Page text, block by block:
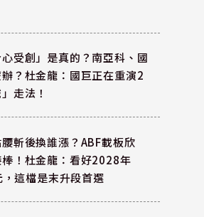
心受創」是真的？南亞科、國
？杜金龍：國巨正在重演2
走法！
斬後換誰漲？ABF載板欣
！杜金龍：看好2028年
這檔是末升段首選